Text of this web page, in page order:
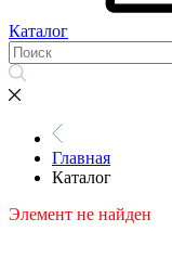
Каталог
Главная
Каталог
Элемент не найден